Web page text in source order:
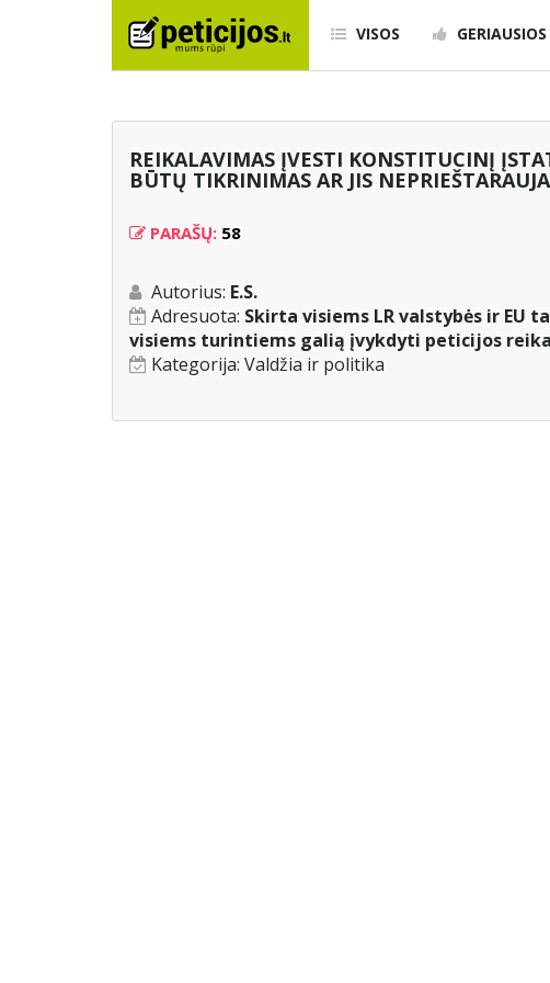
VISOS GERIAUSIOS
REIKALAVIMAS ĮVESTI KONSTITUCINĮ
BŪTŲ TIKRINIMAS AR JIS
PARAŠŲ: 58
Autorius: E.S.
Adresuota: Skirta visiems LR valstybės ir EU
visiems turintiems galią įvykdyti peticijos
Kategorija: Valdžia ir politika